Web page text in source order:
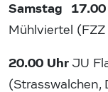
Samstag 17.00
Mühlviertel (FZZ
20.00 Uhr JU
(Strasswalchen,